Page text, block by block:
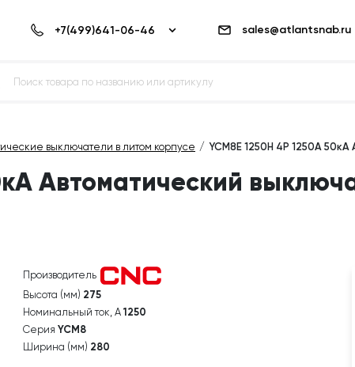
sales@atlantsnab.ru
выключатели в литом корпусе YCM8E 1250H 4P 1250A
Автоматический
Производитель
Высота (мм) 275
Номинальный ток, А 1250
Серия YCM8
Ширина (мм) 280